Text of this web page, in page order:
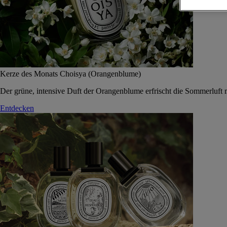
Kerze des Monats Choisya (Orangenblume)
Der grüne, intensive Duft der Orangenblume erfrischt die Sommerluft
Entdecken